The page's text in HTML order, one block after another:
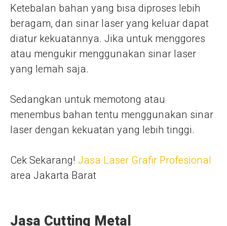
Ketebalan bahan yang bisa diproses lebih
beragam, dan sinar laser yang keluar dapat
diatur kekuatannya. Jika untuk menggores
atau mengukir menggunakan sinar laser
yang lemah saja.
Sedangkan untuk memotong atau
menembus bahan tentu menggunakan sinar
laser dengan kekuatan yang lebih tinggi.
Cek Sekarang! Jasa Laser Grafir Profesional
area Jakarta Barat
Jasa Cutting Metal